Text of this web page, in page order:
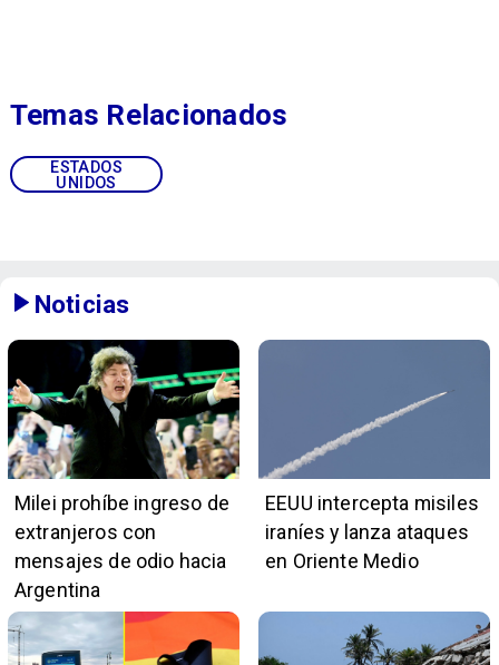
ESTADOS
UNIDOS
Temas Relacionados
Noticias
Milei prohíbe ingreso de
extranjeros con
mensajes de odio hacia
Argentina
EEUU intercepta misiles
iraníes y lanza ataques
en Oriente Medio